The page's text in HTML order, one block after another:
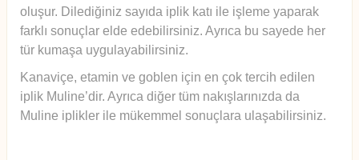
oluşur. Dilediğiniz sayıda iplik katı ile işleme yaparak
farklı sonuçlar elde edebilirsiniz. Ayrıca bu sayede her
tür kumaşa uygulayabilirsiniz.
Kanaviçe, etamin ve goblen için en çok tercih edilen
iplik Muline’dir. Ayrıca diğer tüm nakışlarınızda da
Muline iplikler ile mükemmel sonuçlara ulaşabilirsiniz.